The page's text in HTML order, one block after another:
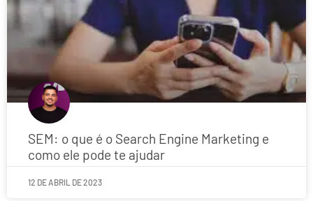
SEM: o que é o Search Engine Marketing e
como ele pode te ajudar
12 DE ABRIL DE 2023